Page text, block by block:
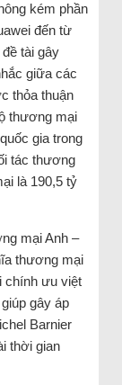
kém phần
đến từ
tài gây
giữa các
thỏa thuận
thương mại
gia trong
tác thương
là 190,5 tỷ
mại Anh –
thương mại
chính ưu việt
gây áp
Barnier
thời gian